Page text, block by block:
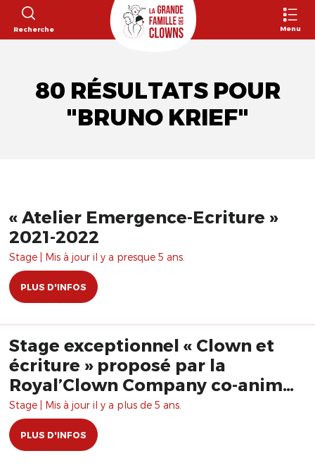
Recherche Menu
80 RÉSULTATS POUR
"BRUNO KRIEF"
« Atelier Emergence-Ecriture »
2021-2022
Stage | Mis à jour il y a presque 5 ans.
PLUS D'INFOS
Stage exceptionnel « Clown et
écriture » proposé par la
Royal’Clown Company co-animé
par Hervé Langlois et Bruno
Krief
Stage | Mis à jour il y a plus de 5 ans.
PLUS D'INFOS